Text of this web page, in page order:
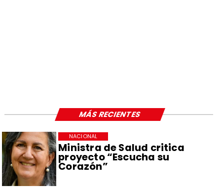
Ministra de Salud critica
proyecto “Escucha su
Corazón”
NACIONAL
MÁS RECIENTES